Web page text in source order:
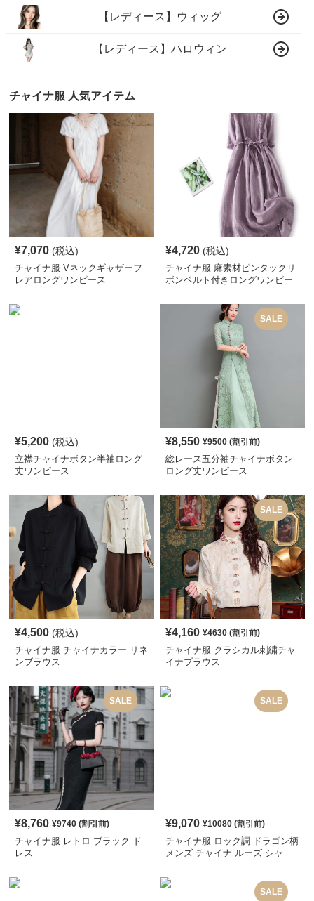
【レディース】ウィッグ
【レディース】ハロウィン
チャイナ服 人気アイテム
¥7,070 (税込)
チャイナ服 Vネックギャザーフ
レアロングワンピース
¥4,720 (税込)
チャイナ服 麻素材ピンタックリ
ボンベルト付きロングワンピー
¥5,200 (税込)
立襟チャイナボタン半袖ロング
丈ワンピース
SALE
¥8,550 ¥9500(割引前)
総レース五分袖チャイナボタン
ロング丈ワンピース
¥4,500 (税込)
チャイナ服 チャイナカラー リネ
ンブラウス
SALE
¥4,160 ¥4630(割引前)
チャイナ服 クラシカル刺繍チャ
イナブラウス
SALE
¥8,760 ¥9740(割引前)
チャイナ服 レトロ ブラック ド
レス
SALE
¥9,070 ¥10080(割引前)
チャイナ服 ロック調 ドラゴン柄
メンズ チャイナ ルーズ シャ
SALE